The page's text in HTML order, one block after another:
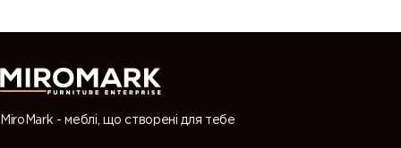
MiroMark - меблі, що створені для тебе